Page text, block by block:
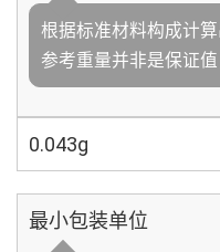
根据标准材料构成计
参考重量并非是保证值
0.043g
最小包装单位